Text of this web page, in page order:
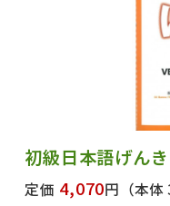
初級日本語げん
定価 4,070円 （本